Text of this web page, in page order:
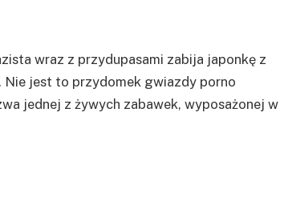
wraz z przydupasami zabija japonkę z
Nie jest to przydomek gwiazdy porno
jednej z żywych zabawek, wyposażonej w